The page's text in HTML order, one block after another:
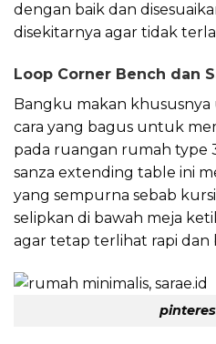
dengan baik dan
disekitarnya agar tidak
Loop Corner Bench dan
Bangku makan
cara yang bagus untuk
pada ruangan rumah type
sanza extending table ini
yang sempurna sebab
selipkan di bawah meja
agar tetap terlihat rapi dan